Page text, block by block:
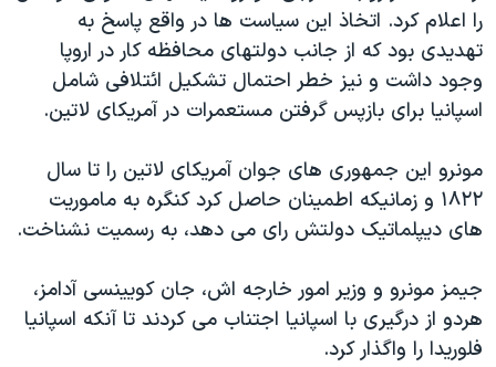
را اعلام کرد. اتخاذ این سیاست ها در واقع پاسخ به
تهدیدی بود که از جانب دولتهای محافظه کار در اروپا
وجود داشت و نیز خطر احتمال تشکیل ائتلافی شامل
اسپانیا برای بازپس گرفتن مستعمرات در آمریکای لاتین.
مونرو این جمهوری های جوان آمریکای لاتین را تا سال
۱۸۲۲ و زمانیکه اطمینان حاصل کرد کنگره به ماموریت
های دیپلماتیک دولتش رای می دهد، به رسمیت نشناخت.
جیمز مونرو و وزیر امور خارجه اش، جان کویینسی آدامز،
هردو از درگیری با اسپانیا اجتناب می کردند تا آنکه اسپانیا
فلوریدا را واگذار کرد.